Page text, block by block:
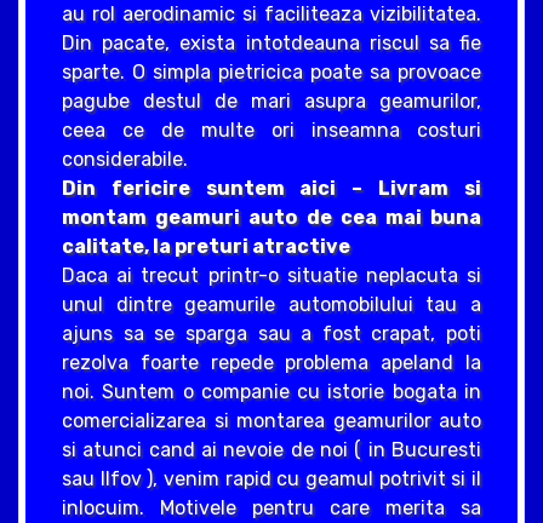
au rol aerodinamic si faciliteaza vizibilitatea.
Din pacate, exista intotdeauna riscul sa fie
sparte. O simpla pietricica poate sa provoace
pagube destul de mari asupra geamurilor,
ceea ce de multe ori inseamna costuri
considerabile.
Din fericire suntem aici – Livram si
montam geamuri auto de cea mai buna
calitate, la preturi atractive
Daca ai trecut printr-o situatie neplacuta si
unul dintre geamurile automobilului tau a
ajuns sa se sparga sau a fost crapat, poti
rezolva foarte repede problema apeland la
noi. Suntem o companie cu istorie bogata in
comercializarea si montarea geamurilor auto
si atunci cand ai nevoie de noi ( in Bucuresti
sau Ilfov ), venim rapid cu geamul potrivit si il
inlocuim. Motivele pentru care merita sa